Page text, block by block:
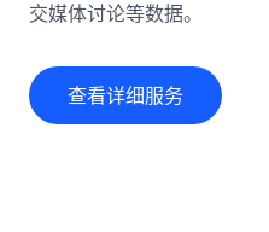
交媒体讨论等数据。
查看详细服务